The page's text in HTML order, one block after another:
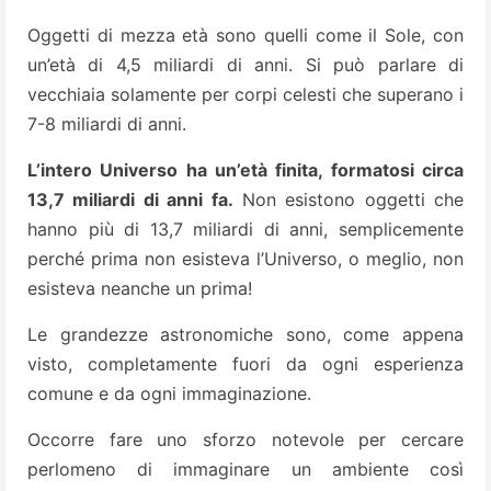
Oggetti di mezza età sono quelli come il Sole, con
un’età di 4,5 miliardi di anni. Si può parlare di
vecchiaia solamente per corpi celesti che superano i
7-8 miliardi di anni.
L’intero Universo ha un’età finita, formatosi circa
13,7 miliardi di anni fa. Non esistono oggetti che
hanno più di 13,7 miliardi di anni, semplicemente
perché prima non esisteva l’Universo, o meglio, non
esisteva neanche un prima!
Le grandezze astronomiche sono, come appena
visto, completamente fuori da ogni esperienza
comune e da ogni immaginazione.
Occorre fare uno sforzo notevole per cercare
perlomeno di immaginare un ambiente così